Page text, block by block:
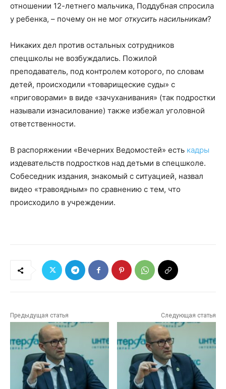
отношении 12-летнего мальчика, Поддубная спросила
у ребенка, – почему он не мог откусить насильникам?
Никаких дел против остальных сотрудников
спецшколы не возбуждались. Пожилой
преподаватель, под контролем которого, по словам
детей, происходили «товарищеские суды» с
«приговорами» в виде «зачуханивания» (так подростки
называли изнасилование) также избежал уголовной
ответственности.
В распоряжении «Вечерних Ведомостей» есть кадры
издевательств подростков над детьми в спецшколе.
Собеседник издания, знакомый с ситуацией, назвал
видео «травоядным» по сравнению с тем, что
происходило в учреждении.
Предыдущая статья Следующая статья